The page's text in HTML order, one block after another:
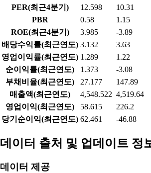
PER(최근4분기)
12.598 10.31
PBR
0.58 1.15
ROE(최근4분기)
3.985 -3.89
배당수익률(최근연도) 3.132 3.63
영업이익률(최근연도) 1.289 1.22
순이익률(최근연도)
1.373 -3.08
부채비율(최근연도)
27.177 147.89
매출액(최근연도)
4,548.522 4,519.64
영업이익(최근연도)
58.615 226.2
당기순이익(최근연도) 62.461 -46.88
데이터 출처 및 업데이트 정
데이터 제공